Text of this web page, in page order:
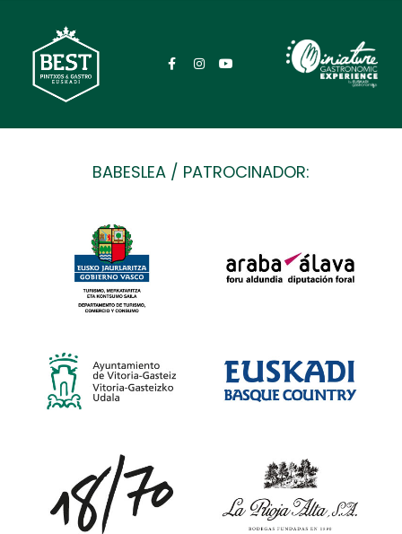
BABESLEA / PATROCINADOR: